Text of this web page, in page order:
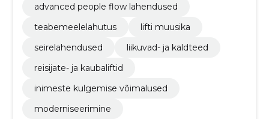
advanced people flow lahendused
teabemeelelahutus
lifti muusika
seirelahendused
liikuvad- ja kaldteed
reisijate- ja kaubaliftid
inimeste kulgemise võimalused
moderniseerimine